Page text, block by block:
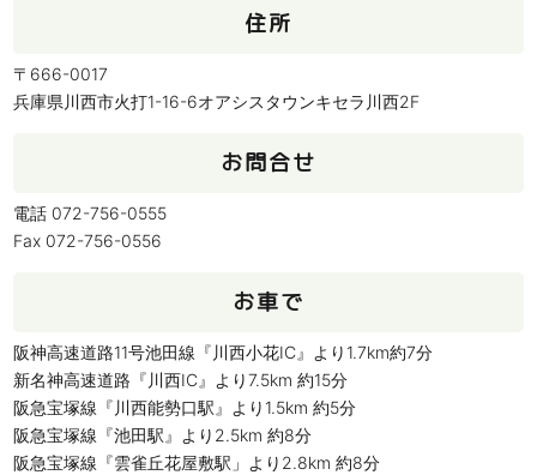
住所
〒666-0017
兵庫県川西市火打1-16-6オアシスタウンキセラ川西2F
お問合せ
電話 072-756-0555
Fax 072-756-0556
お車で
阪神高速道路11号池田線『川西小花IC』より1.7km約7分
新名神高速道路『川西IC』より7.5km 約15分
阪急宝塚線『川西能勢口駅』より1.5km 約5分
阪急宝塚線『池田駅』より2.5km 約8分
阪急宝塚線『雲雀丘花屋敷駅」より2.8km 約8分